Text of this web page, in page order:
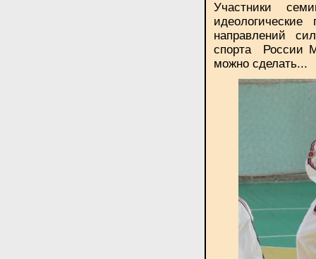
Участники
направлений
спорта России
можно сделать...